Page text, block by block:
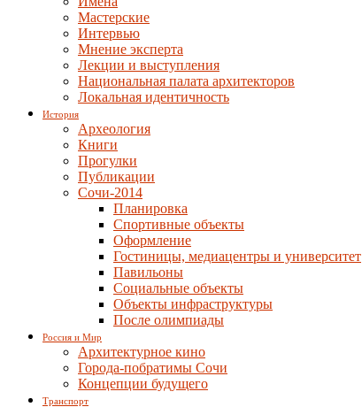
Мастерские
Интервью
Мнение эксперта
Лекции и выступления
Национальная палата архитекторов
Локальная идентичность
История
Археология
Книги
Прогулки
Публикации
Сочи-2014
Планировка
Спортивные объекты
Оформление
Гостиницы, медиацентры и университет
Павильоны
Социальные объекты
Объекты инфраструктуры
После олимпиады
Россия и Мир
Архитектурное кино
Города-побратимы Сочи
Концепции будущего
Транспорт